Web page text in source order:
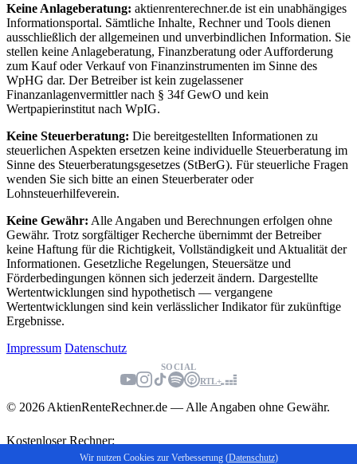
Keine Anlageberatung: aktienrenterechner.de ist ein unabhängiges
Informationsportal. Sämtliche Inhalte, Rechner und Tools dienen
ausschließlich der allgemeinen und unverbindlichen Information. Sie
stellen keine Anlageberatung, Finanzberatung oder Aufforderung
zum Kauf oder Verkauf von Finanzinstrumenten im Sinne des
WpHG dar. Der Betreiber ist kein zugelassener
Finanzanlagenvermittler nach § 34f GewO und kein
Wertpapierinstitut nach WpIG.
Keine Steuerberatung: Die bereitgestellten Informationen zu
steuerlichen Aspekten ersetzen keine individuelle Steuerberatung im
Sinne des Steuerberatungsgesetzes (StBerG). Für steuerliche Fragen
wenden Sie sich bitte an einen Steuerberater oder
Lohnsteuerhilfeverein.
Keine Gewähr: Alle Angaben und Berechnungen erfolgen ohne
Gewähr. Trotz sorgfältiger Recherche übernimmt der Betreiber
keine Haftung für die Richtigkeit, Vollständigkeit und Aktualität der
Informationen. Gesetzliche Regelungen, Steuersätze und
Förderbedingungen können sich jederzeit ändern. Dargestellte
Wertentwicklungen sind hypothetisch — vergangene
Wertentwicklungen sind kein verlässlicher Indikator für zukünftige
Ergebnisse.
Impressum Datenschutz
SOCIAL
RTL+
© 2026 AktienRenteRechner.de — Alle Angaben ohne Gewähr.
Wir nutzen Cookies zur Verbesserung (Datenschutz)
Kostenloser Rechner:
Endkapital berechnen